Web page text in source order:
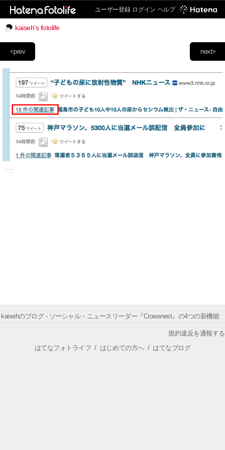
ユーザー登録 ログイン ヘルプ
kaiseh's fotolife
next>
<prev
kaisehのブログ - ソーシャル・ニュースリーダー『Crowsnest』の4つの新機能
規約違反を通報する
はてなフォトライフ / はじめての方へ/ はてなブログ